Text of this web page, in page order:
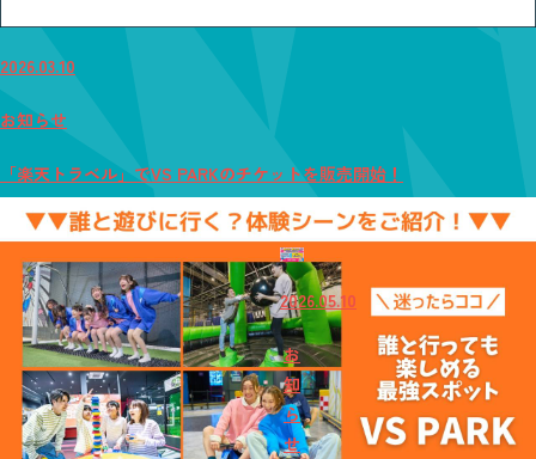
2026.05.10
お
知
ら
せ
2026.03.10
お知らせ
「楽天トラベル」でVS PARKのチケットを販売開始！